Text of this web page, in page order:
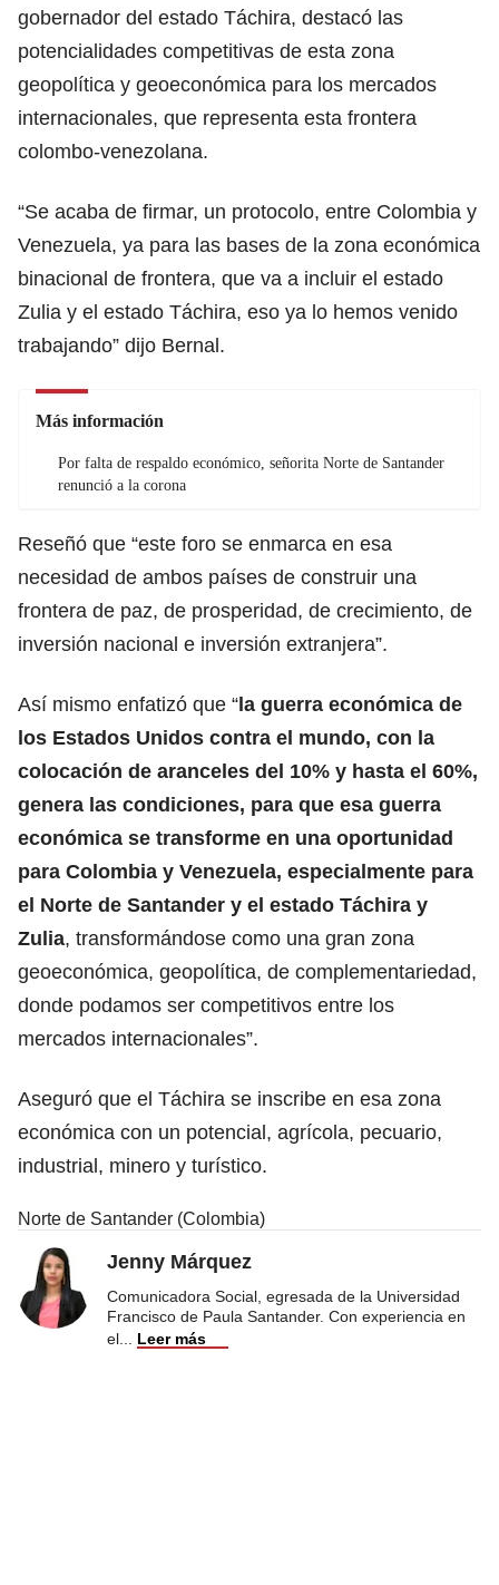
gobernador del estado Táchira, destacó las
potencialidades competitivas de esta zona
geopolítica y geoeconómica para los mercados
internacionales, que representa esta frontera
colombo-venezolana.
“Se acaba de firmar, un protocolo, entre Colombia y
Venezuela, ya para las bases de la zona económica
binacional de frontera, que va a incluir el estado
Zulia y el estado Táchira, eso ya lo hemos venido
trabajando” dijo Bernal.
Más información
Por falta de respaldo económico, señorita Norte de Santander
renunció a la corona
Reseñó que “este foro se enmarca en esa
necesidad de ambos países de construir una
frontera de paz, de prosperidad, de crecimiento, de
inversión nacional e inversión extranjera”.
Así mismo enfatizó que “la guerra económica de
los Estados Unidos contra el mundo, con la
colocación de aranceles del 10% y hasta el 60%,
genera las condiciones, para que esa guerra
económica se transforme en una oportunidad
para Colombia y Venezuela, especialmente para
el Norte de Santander y el estado Táchira y
Zulia, transformándose como una gran zona
geoeconómica, geopolítica, de complementariedad,
donde podamos ser competitivos entre los
mercados internacionales”.
Aseguró que el Táchira se inscribe en esa zona
económica con un potencial, agrícola, pecuario,
industrial, minero y turístico.
Norte de Santander (Colombia)
Jenny Márquez
Comunicadora Social, egresada de la Universidad
Francisco de Paula Santander. Con experiencia en
el
Leer más